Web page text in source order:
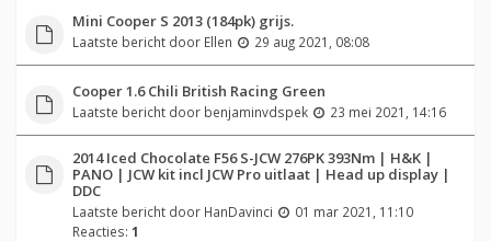
Mini Cooper S 2013 (184pk) grijs.
Laatste bericht door Ellen 29 aug 2021, 08:08
Cooper 1.6 Chili British Racing Green
Laatste bericht door benjaminvdspek 23 mei 2021, 14:16
2014 Iced Chocolate F56 S-JCW 276PK 393Nm | H&K |
PANO | JCW kit incl JCW Pro uitlaat | Head up display |
DDC
Laatste bericht door HanDavinci
01 mar 2021, 11:10
Reacties: 1